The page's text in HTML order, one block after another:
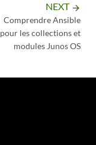
NEXT arrow_forward
Comprendre Ansible
pour les collections et
modules Junos OS